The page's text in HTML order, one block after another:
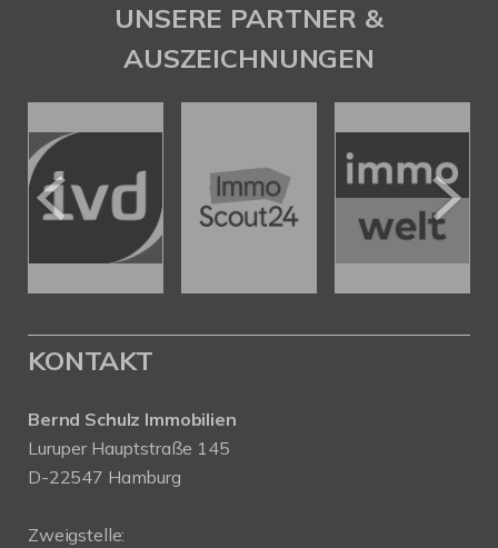
UNSERE PARTNER &
AUSZEICHNUNGEN
KONTAKT
Bernd Schulz Immobilien
Luruper Hauptstraße 145
D-22547 Hamburg
Zweigstelle: